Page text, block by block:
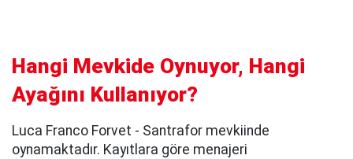
Hangi Mevkide Oynuyor, Hangi
Ayağını Kullanıyor?
Luca Franco Forvet - Santrafor mevkiinde
oynamaktadır. Kayıtlara göre menajeri